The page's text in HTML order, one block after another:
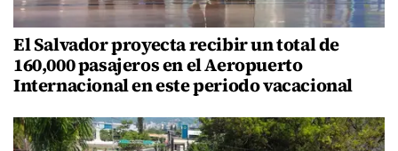
El Salvador proyecta recibir un total de
160,000 pasajeros en el Aeropuerto
Internacional en este periodo vacacional